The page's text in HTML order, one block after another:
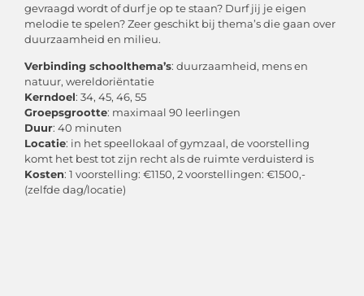
gevraagd wordt of durf je op te staan? Durf jij je eigen
melodie te spelen? Zeer geschikt bij thema’s die gaan over
duurzaamheid en milieu.
Verbinding schoolthema’s: duurzaamheid, mens en
natuur, wereldoriëntatie
Kerndoel: 34, 45, 46, 55
Groepsgrootte: maximaal 90 leerlingen
Duur: 40 minuten
Locatie: in het speellokaal of gymzaal, de voorstelling
komt het best tot zijn recht als de ruimte verduisterd is
Kosten: 1 voorstelling: €1150, 2 voorstellingen: €1500,-
(zelfde dag/locatie)